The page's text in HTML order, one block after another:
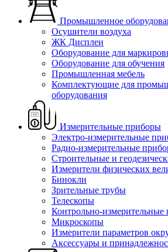
Промышленное
Осушители воздуха
ЖК Дисплеи
Оборудование для
Оборудование для обучения
Промышленная мебель
Комплектующие для
оборудования
Измерительные приборы
Электро-измерительные
Радио-измерительные
Строительные и
Измерители физических
Бинокли
Зрительные трубы
Телескопы
Контрольно-измерительные
Микроскопы
Измерители параметров
Аксессуары и